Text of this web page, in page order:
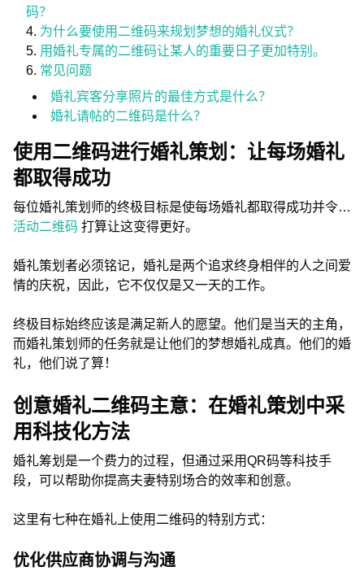
码？
为什么要使用二维码来规划梦想的婚礼仪式？
用婚礼专属的二维码让某人的重要日子更加特别。
常见问题
婚礼宾客分享照片的最佳方式是什么？
婚礼请帖的二维码是什么？
使用二维码进行婚礼策划：让每场婚礼
都取得成功
每位婚礼策划师的终极目标是使每场婚礼都取得成功并令…
活动二维码 打算让这变得更好。
婚礼策划者必须铭记，婚礼是两个追求终身相伴的人之间爱
情的庆祝，因此，它不仅仅是又一天的工作。
终极目标始终应该是满足新人的愿望。他们是当天的主角，
而婚礼策划师的任务就是让他们的梦想婚礼成真。他们的婚
礼，他们说了算！
创意婚礼二维码主意：在婚礼策划中采
用科技化方法
婚礼筹划是一个费力的过程，但通过采用QR码等科技手
段，可以帮助你提高夫妻特别场合的效率和创意。
这里有七种在婚礼上使用二维码的特别方式：
优化供应商协调与沟通